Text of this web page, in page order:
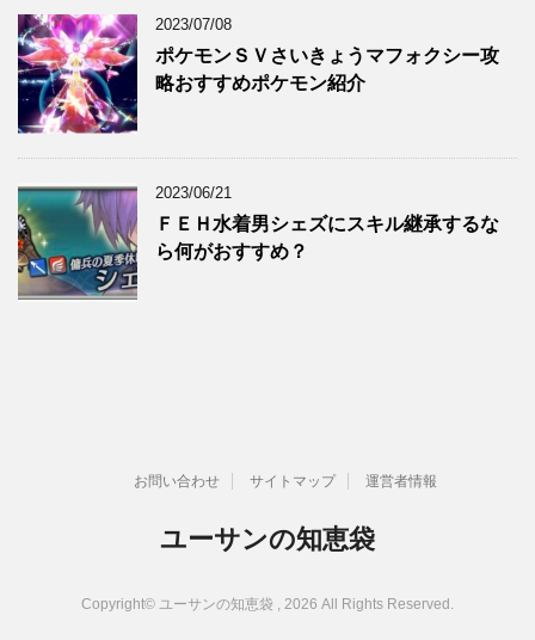
2023/07/08
ポケモンＳＶさいきょうマフォクシー攻
略おすすめポケモン紹介
2023/06/21
ＦＥＨ水着男シェズにスキル継承するな
ら何がおすすめ？
お問い合わせ サイトマップ 運営者情報
ユーサンの知恵袋
Copyright© ユーサンの知恵袋 , 2026 All Rights Reserved.